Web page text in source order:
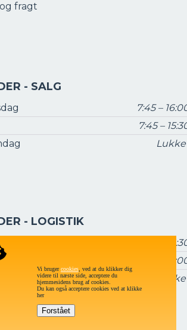
fragt
- SALG
7:45 –
7:45 –
- LOGISTIK
7:15 –
7:15 –
Vi brugercookies, ved at du klikker dig
videre til næste side, acceptere du
hjemmesidens brug af cookies.
Du kan også acceptere cookies ved at klikke
her